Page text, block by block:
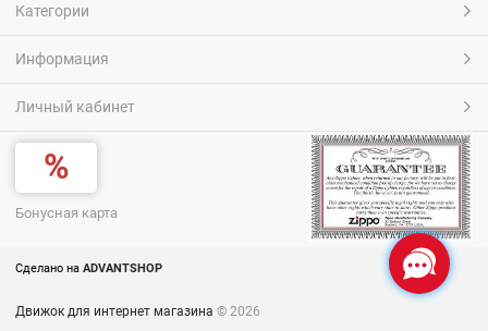
Категории
Информация
Личный кабинет
Бонусная карта
Сделано на ADVANTSHOP
Движок для интернет магазина © 2026